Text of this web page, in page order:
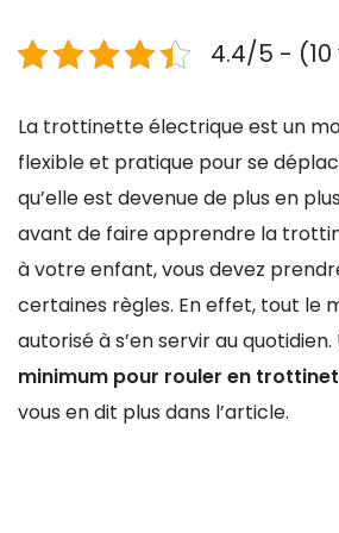
4.4/5 -
La trottinette électrique est un
flexible et pratique pour se
qu’elle est devenue de plus en
avant de faire apprendre la
à votre enfant, vous devez
certaines règles. En effet, tout le
autorisé à s’en servir au quotidien.
minimum pour rouler en
vous en dit plus dans l’article.